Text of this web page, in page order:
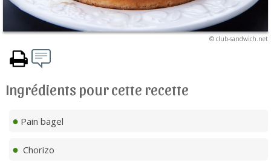
© club-sandwich.net
Ingrédients pour cette recette
Pain bagel
Chorizo